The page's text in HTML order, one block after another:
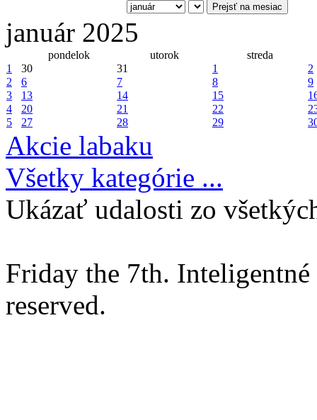
Prejsť na mesiac
január 2025
pondelok utorok
streda
1
30 31 1
2
2
6 7 8
9
3
13 14 15
4
20 21 22
5
27 28 29
Akcie labaku
Všetky kategórie ...
Ukázať udalosti zo
Friday the 7th.
reserved.